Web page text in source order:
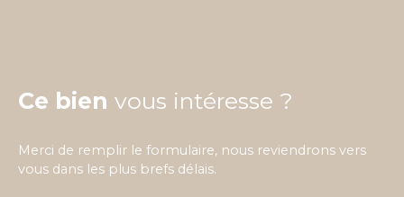
Ce bien vous intéresse ?
Merci de remplir le formulaire, nous reviendrons vers
vous dans les plus brefs délais.